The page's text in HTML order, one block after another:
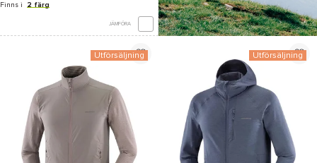
Finns i 2 färg
JÄMFÖRA
*Se villkorhär
Utförsäljning Utförsäljning